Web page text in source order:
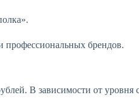
профессиональных брендов.
В зависимости от уровня